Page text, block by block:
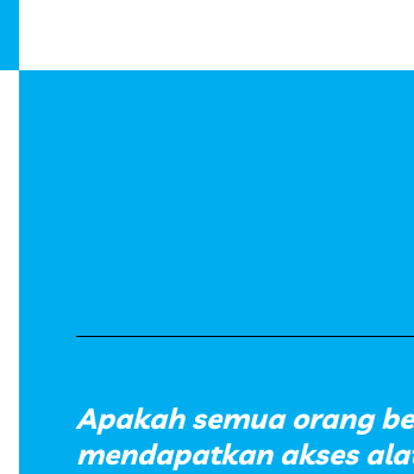
Apakah semua orang
mendapatkan akses